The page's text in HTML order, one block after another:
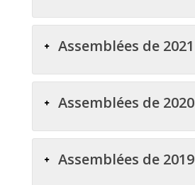
Assemblées de 2021
Assemblées de 2020
Assemblées de 2019